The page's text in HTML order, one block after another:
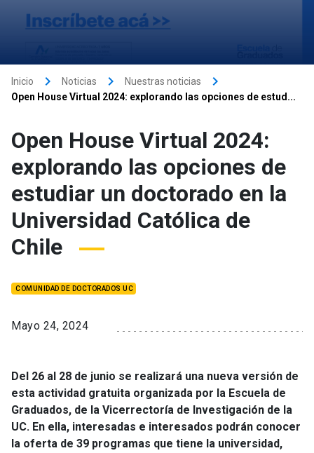
Inicio keyboard_arrow_right Noticias keyboard_arrow_right Nuestras noticias keyboard_arrow_right
Open House Virtual 2024: explorando las opciones de estud...
Open House Virtual 2024:
explorando las opciones de
estudiar un doctorado en la
Universidad Católica de
Chile
COMUNIDAD DE DOCTORADOS UC
Mayo 24, 2024
Del 26 al 28 de junio se realizará una nueva versión de
esta actividad gratuita organizada por la Escuela de
Graduados, de la Vicerrectoría de Investigación de la
UC. En ella, interesadas e interesados podrán conocer
la oferta de 39 programas que tiene la universidad,